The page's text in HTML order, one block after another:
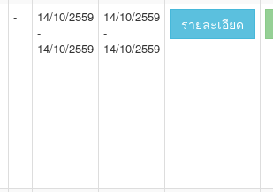
-
14/10/2559
-
14/10/2559
14/10/2559
-
14/10/2559
รายละเอียด